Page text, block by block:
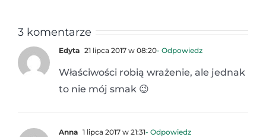
3 komentarze
Edyta 21 lipca 2017 w 08:20- Odpowiedz
Właściwości robią wrażenie, ale jednak
to nie mój smak 😉
Anna 1 lipca 2017 w 21:31- Odpowiedz